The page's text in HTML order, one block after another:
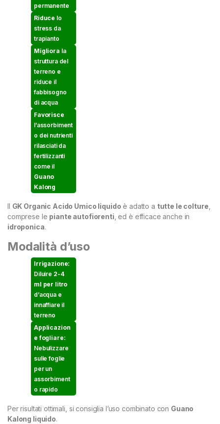
permanente
Riduce lo
stress da
trapianto
Migliora la
struttura del
terreno e
riduce il
fabbisogno
di acqua
Favorisce
l’assorbiment
o dei nutrienti
rilasciati da
fertilizzanti
come il
Guano
Kalong
Il GK Organic Acido Umico liquido è adatto a tutte le colture
comprese le piante autofiorenti , ed è efficace anche in
idroponica.
Modalità d’uso
Irrigazione:
Diluire 2-4
ml per litro
d’acqua e
innaffiare il
terreno
Applicazion
e fogliare:
Nebulizzare
sulle foglie
per un
assorbiment
o rapido
Per risultati ottimali, si consiglia l’uso combinato con Guano
Kalong liquido.